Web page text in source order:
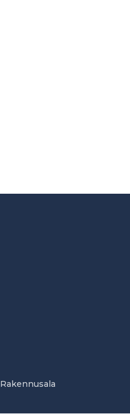
Rakennusala